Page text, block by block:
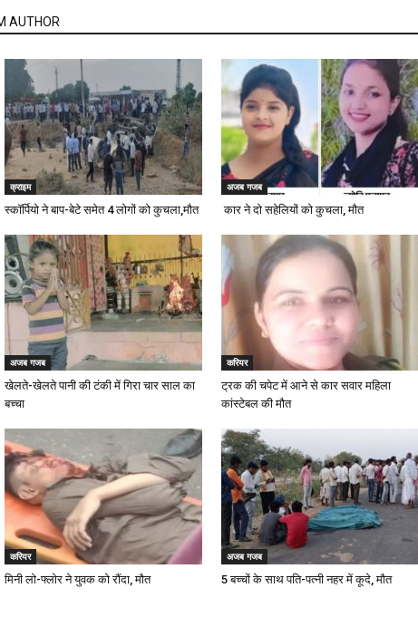
AUTHOR
क्राइम
स्कॉर्पियो ने बाप-बेटे समेत 4 लोगों को कुचला,मौत
अजब गजब
कार ने दो सहेलियों को कुचला, मौत
अजब गजब
खेलते-खेलते पानी की टंकी में गिरा चार साल का
बच्चा
करियर
ट्रक की चपेट में आने से कार सवार महिला
कांस्टेबल की मौत
करियर
मिनी लो-फ्लोर ने युवक को रौंदा, मौत
अजब गजब
5 बच्चों के साथ पति-पत्नी नहर में कूदे, मौत